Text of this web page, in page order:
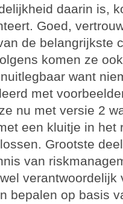
daarin is,
Goed,
de belangrijkste
komen ze
want
met
nu met versie 2
een kluitje in het
Grootste
van
verantwoordelijk
bepalen op basis